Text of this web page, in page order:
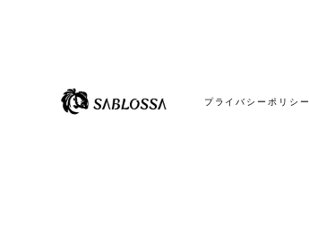
プライバシーポリシー